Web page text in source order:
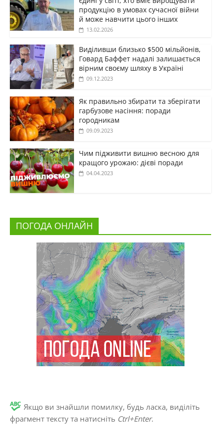
продукцію в умовах сучасної війни
й може навчити цього інших
13.02.2026
Виділивши близько $500 мільйонів,
Говард Баффет надалі залишається
вірним своєму шляху в Україні
09.12.2023
Як правильно збирати та зберігати
гарбузове насіння: поради
городникам
09.09.2023
Чим підживити вишню весною для
кращого урожаю: дієві поради
04.04.2023
ПОГОДА ОНЛАЙН
Якщо ви знайшли помилку, будь ласка, виділіть
фрагмент тексту та натисніть Ctrl+Enter.